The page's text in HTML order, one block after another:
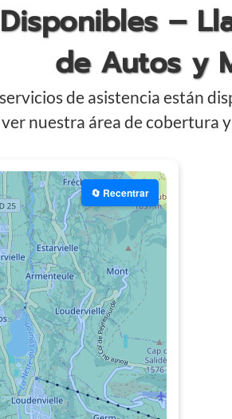
–
de Autos y
de asistencia están
nuestra área de cobertura
🔄 Recentrar